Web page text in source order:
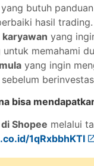
yang butuh
hasil trading.
karyawan yang
memahami
yang ingin
bisa
Shopee melalui
1qRxbbhKTI